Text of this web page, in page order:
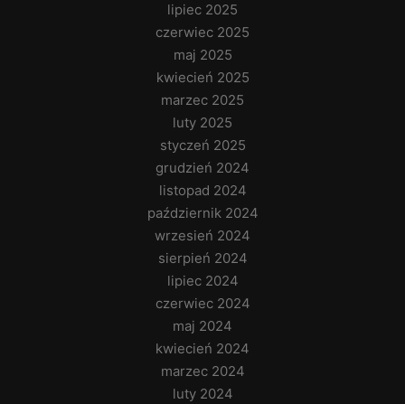
lipiec 2025
czerwiec 2025
maj 2025
kwiecień 2025
marzec 2025
luty 2025
styczeń 2025
grudzień 2024
listopad 2024
październik 2024
wrzesień 2024
sierpień 2024
lipiec 2024
czerwiec 2024
maj 2024
kwiecień 2024
marzec 2024
luty 2024